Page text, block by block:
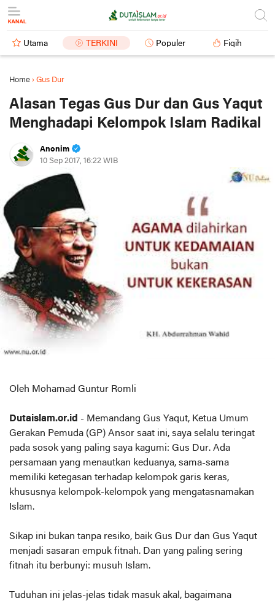
Utama TERKINI Populer Fiqih
Home › Gus Dur
Alasan Tegas Gus Dur dan Gus Yaqut
Menghadapi Kelompok Islam Radikal
Anonim
10 Sep 2017, 16:22 WIB
Oleh Mohamad Guntur Romli
Dutaislam.or.id - Memandang Gus Yaqut, Ketua Umum
Gerakan Pemuda (GP) Ansor saat ini, saya selalu teringat
pada sosok yang paling saya kagumi: Gus Dur. Ada
persamaan yang menautkan keduanya, sama-sama
memiliki ketegasan terhadap kelompok garis keras,
khususnya kelompok-kelompok yang mengatasnamakan
Islam.
Sikap ini bukan tanpa resiko, baik Gus Dur dan Gus Yaqut
menjadi sasaran empuk fitnah. Dan yang paling sering
fitnah itu berbunyi: musuh Islam.
Tuduhan ini jelas-jelas tidak masuk akal, bagaimana